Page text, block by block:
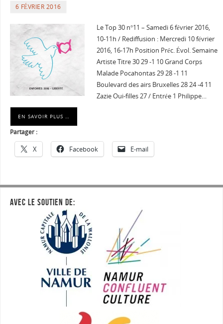
6 FÉVRIER 2016
Le Top 30 n°11 – Samedi 6 février 2016,
10-11h / Rediffusion : Mercredi 10 février
2016, 16-17h Position Préc. Évol. Semaine
Artiste Titre 30 29 -1 10 Grand Corps
Malade Pocahontas 29 28 -1 11
Boulevard des airs Bruxelles 28 24 -4 11
Zazie Oui-filles 27 / Entrée 1 Philippe…
EN SAVOIR PLUS …
Partager :
X Facebook E-mail
AVEC LE SOUTIEN DE: